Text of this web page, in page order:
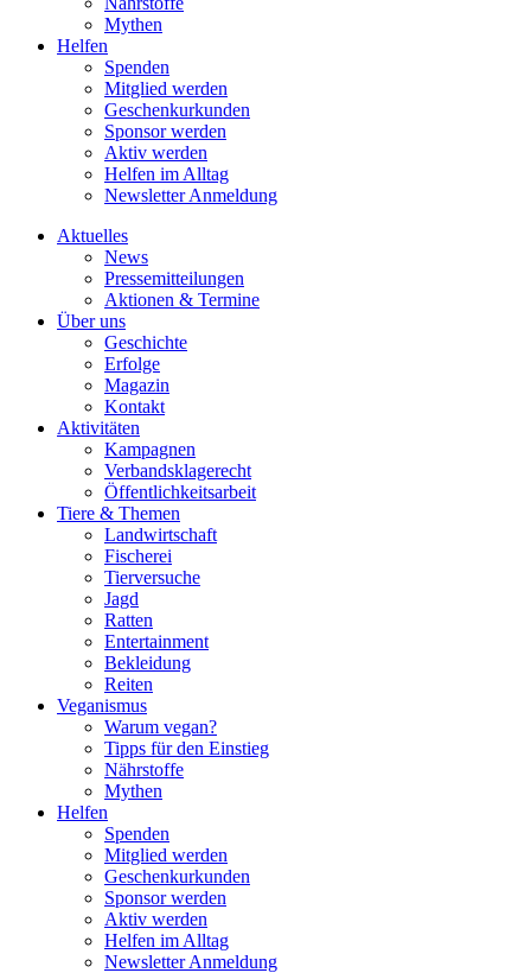
Mythen
Helfen
Spenden
Mitglied werden
Geschenkurkunden
Sponsor werden
Aktiv werden
Helfen im Alltag
Newsletter Anmeldung
Aktuelles
News
Pressemitteilungen
Aktionen & Termine
Über uns
Geschichte
Erfolge
Magazin
Kontakt
Aktivitäten
Kampagnen
Verbandsklagerecht
Öffentlichkeitsarbeit
Tiere & Themen
Landwirtschaft
Fischerei
Tierversuche
Jagd
Ratten
Entertainment
Bekleidung
Reiten
Veganismus
Warum vegan?
Tipps für den Einstieg
Nährstoffe
Mythen
Helfen
Spenden
Mitglied werden
Geschenkurkunden
Sponsor werden
Aktiv werden
Helfen im Alltag
Newsletter Anmeldung